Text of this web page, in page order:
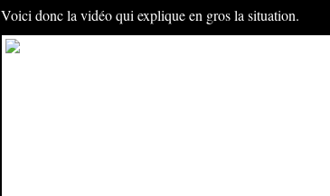
Voici donc la vidéo qui explique en gros la situation.